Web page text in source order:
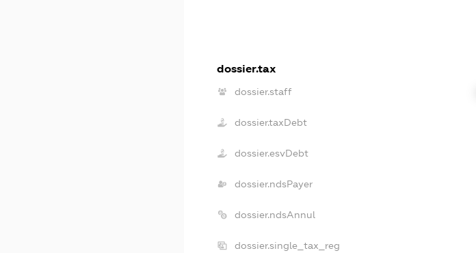
dossier.tax
dossier.staff
dossier.taxDebt
dossier.esvDebt
dossier.ndsPayer
dossier.ndsAnnul
dossier.single_tax_reg